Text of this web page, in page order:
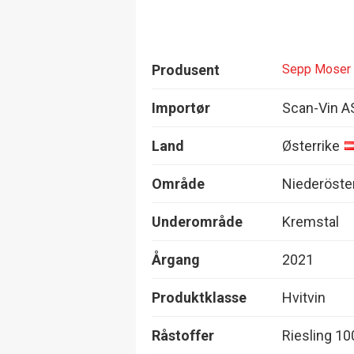
Produsent Sepp Moser
Importør Scan-Vin
Land Østerrike
Område
Underområde Kremstal
Årgang 2021
Produktklasse Hvitvin
Råstoffer Riesling